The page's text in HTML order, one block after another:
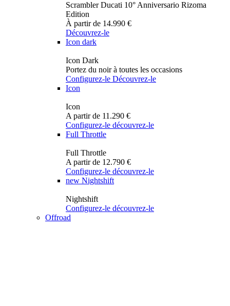
Scrambler Ducati 10° Anniversario Rizoma
Edition
À partir de 14.990 €
Découvrez-le
Icon dark
Icon Dark
Portez du noir à toutes les occasions
Configurez-le Découvrez-le
Icon
Icon
A partir de 11.290 €
Configurez-le découvrez-le
Full Throttle
Full Throttle
A partir de 12.790 €
Configurez-le découvrez-le
new Nightshift
Nightshift
Configurez-le découvrez-le
Offroad